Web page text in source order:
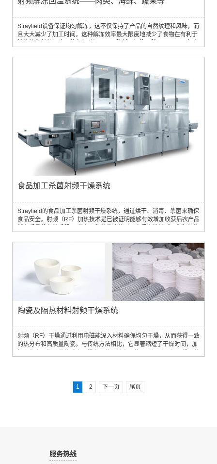
Strayfield设备保证均匀解冻，这不仅保持了产品的自然纹理和风味，而
且大大减少了加工时间。这种解冻效率最大限度地减少了食物在有利于
并使用扁平电极技术进行更温和和一致的解冻过程。利用这项技术，
Strayfield食品射频解冻设备，解冻速度比传统方法快50倍，同时确保
食品保持原有质量。
食品加工杀菌射频干燥系统
Strayfield的食品加工杀菌射频干燥系统，通过烘干、消毒、杀菌来确保
食品安全。射频（RF）加热技术是已被证明能够有效增加收获后农产品
外加热农产品，从而在整个过程中产生均匀的温度。这一过程有助于减
少农产品上的微生物负荷，抑制可能导致腐败的微生物的生长。 此外，
射频加热还降低...
陶瓷及隔热材料射频干燥系统
射频（RF）干燥通过利用电磁能深入材料确保均匀干燥，从而获得一致
的热分布和高质量陶瓷。与传统方法相比，它显著缩短了干燥时间，加
低了能耗，从而降低了...1 2 下一页 尾页
服务热线